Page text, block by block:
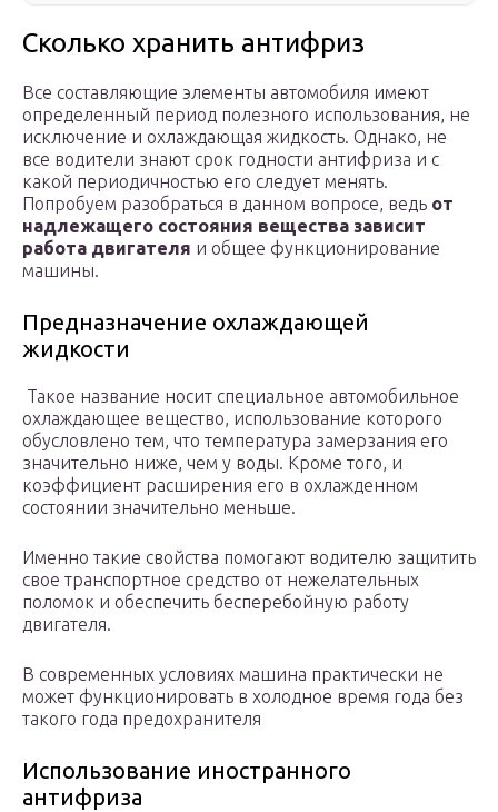
Сколько хранить антифриз
Все составляющие элементы автомобиля имеют
определенный период полезного использования, не
исключение и охлаждающая жидкость. Однако, не
все водители знают срок годности антифриза и с
какой периодичностью его следует менять.
Попробуем разобраться в данном вопросе, ведь от
надлежащего состояния вещества зависит
работа двигателя и общее функционирование
машины.
Предназначение охлаждающей
жидкости
Такое название носит специальное автомобильное
охлаждающее вещество, использование которого
обусловлено тем, что температура замерзания его
значительно ниже, чем у воды. Кроме того, и
коэффициент расширения его в охлажденном
состоянии значительно меньше.
Именно такие свойства помогают водителю защитить
свое транспортное средство от нежелательных
поломок и обеспечить бесперебойную работу
двигателя.
В современных условиях машина практически не
может функционировать в холодное время года без
такого года предохранителя
Использование иностранного
антифриза